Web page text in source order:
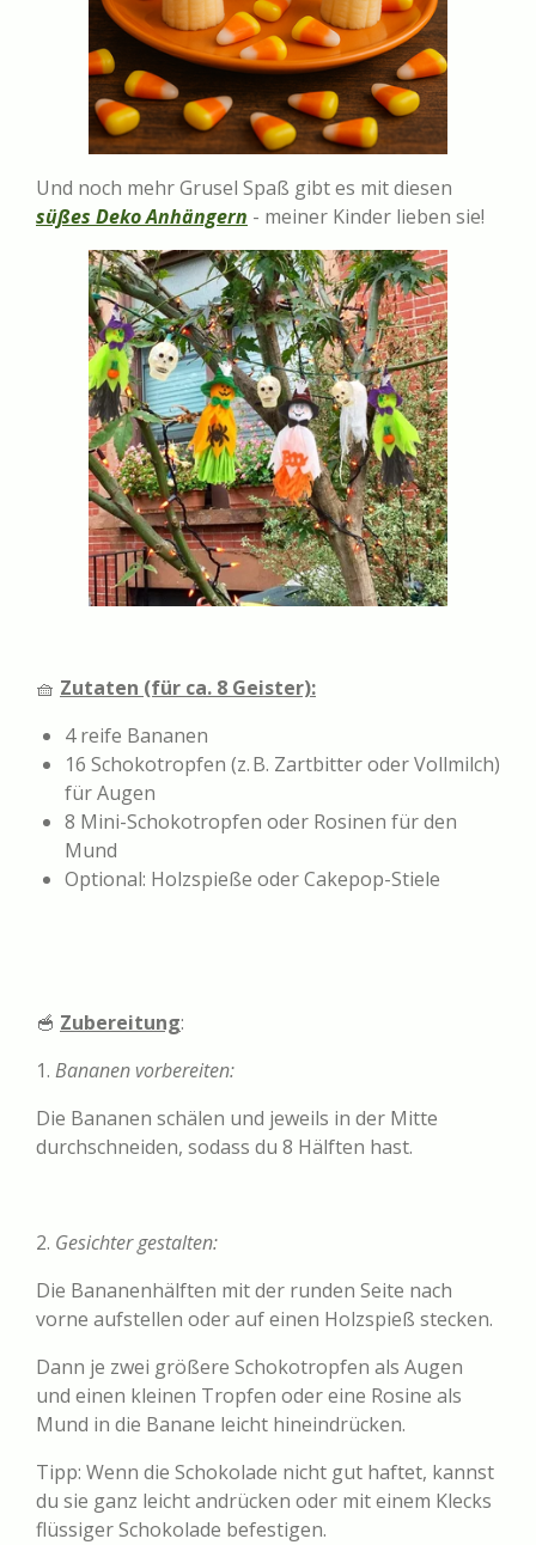
Und noch mehr Grusel Spaß gibt es mit diesen
süßes Deko Anhängern - meiner Kinder lieben sie!
🧺 Zutaten (für ca. 8 Geister):
4 reife Bananen
16 Schokotropfen (z. B. Zartbitter oder Vollmilch)
für Augen
8 Mini-Schokotropfen oder Rosinen für den
Mund
Optional: Holzspieße oder Cakepop-Stiele
🥣 Zubereitung:
1. Bananen vorbereiten:
Die Bananen schälen und jeweils in der Mitte
durchschneiden, sodass du 8 Hälften hast.
2. Gesichter gestalten:
Die Bananenhälften mit der runden Seite nach
vorne aufstellen oder auf einen Holzspieß stecken.
Dann je zwei größere Schokotropfen als Augen
und einen kleinen Tropfen oder eine Rosine als
Mund in die Banane leicht hineindrücken.
Tipp: Wenn die Schokolade nicht gut haftet, kannst
du sie ganz leicht andrücken oder mit einem Klecks
flüssiger Schokolade befestigen.